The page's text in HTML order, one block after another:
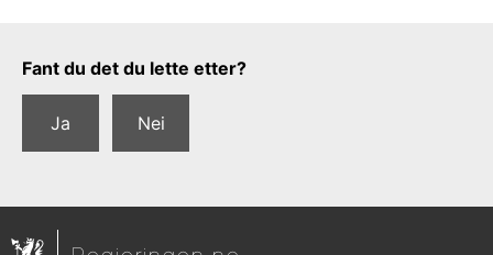
Tilbakemeldingsskjema
Fant du det du lette etter?
Ja Nei